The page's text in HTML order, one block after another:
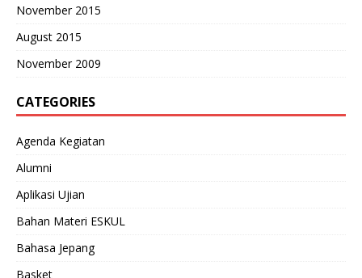
November 2015
August 2015
November 2009
CATEGORIES
Agenda Kegiatan
Alumni
Aplikasi Ujian
Bahan Materi ESKUL
Bahasa Jepang
Basket